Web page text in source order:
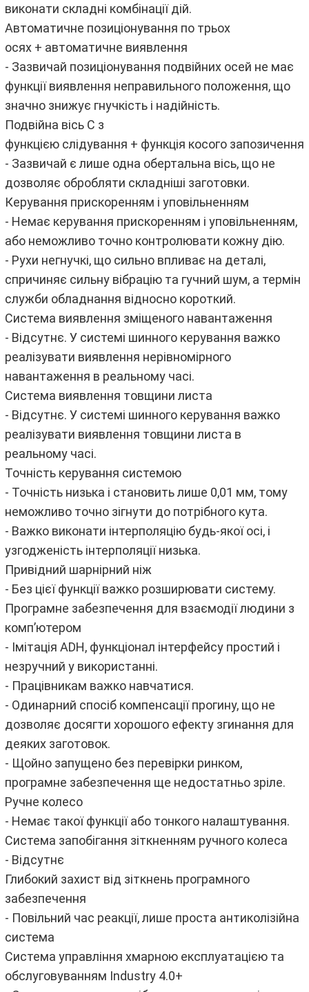
виконати складні комбінації дій.
Автоматичне позиціонування по трьох
осях + автоматичне виявлення
- Зазвичай позиціонування подвійних осей не має
функції виявлення неправильного положення, що
значно знижує гнучкість і надійність.
Подвійна вісь C з
функцією слідування + функція косого запозичення
- Зазвичай є лише одна обертальна вісь, що не
дозволяє обробляти складніші заготовки.
Керування прискоренням і уповільненням
- Немає керування прискоренням і уповільненням,
або неможливо точно контролювати кожну дію.
- Рухи негнучкі, що сильно впливає на деталі,
спричиняє сильну вібрацію та гучний шум, а термін
служби обладнання відносно короткий.
Система виявлення зміщеного навантаження
- Відсутнє. У системі шинного керування важко
реалізувати виявлення нерівномірного
навантаження в реальному часі.
Система виявлення товщини листа
- Відсутнє. У системі шинного керування важко
реалізувати виявлення товщини листа в
реальному часі.
Точність керування системою
- Точність низька і становить лише 0,01 мм, тому
неможливо точно зігнути до потрібного кута.
- Важко виконати інтерполяцію будь-якої осі, і
узгодженість інтерполяції низька.
Привідний шарнірний ніж
- Без цієї функції важко розширювати систему.
Програмне забезпечення для взаємодії людини з
комп’ютером
- Імітація ADH, функціонал інтерфейсу простий і
незручний у використанні.
- Працівникам важко навчатися.
- Одинарний спосіб компенсації прогину, що не
дозволяє досягти хорошого ефекту згинання для
деяких заготовок.
- Щойно запущено без перевірки ринком,
програмне забезпечення ще недостатньо зріле.
Ручне колесо
- Немає такої функції або тонкого налаштування.
Система запобігання зіткненням ручного колеса
- Відсутнє
Глибокий захист від зіткнень програмного
забезпечення
- Повільний час реакції, лише проста антиколізійна
система
Система управління хмарною експлуатацією та
обслуговуванням Industry 4.0+